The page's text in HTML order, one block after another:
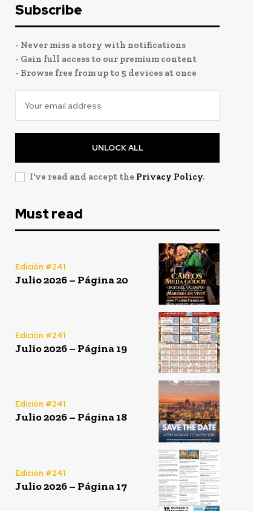
Subscribe
- Never miss a story with notifications
- Gain full access to our premium content
- Browse free from up to 5 devices at once
UNLOCK ALL
I've read and accept the Privacy Policy.
Must read
Edición #241
Julio 2026 – Página 20
Edición #241
Julio 2026 – Página 19
Edición #241
Julio 2026 – Página 18
Edición #241
Julio 2026 – Página 17